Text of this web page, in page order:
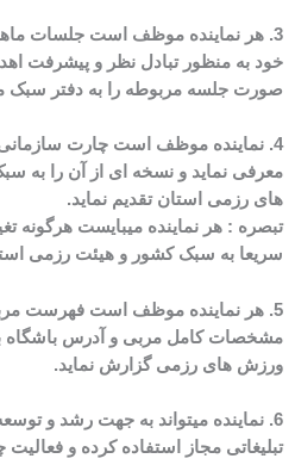
3. هر نماینده موظف است جلسات
خود به منظور تبادل نظر و پیشرفت
صورت جلسه مربوطه را به دفتر سبک
4. نماینده موظف است چارت
معرفی نماید و نسخه ای از آن را
های رزمی استان تقدیم نماید.
تبصره : هر نماینده میبایست هرگونه
سریعا به سبک کشور و هیئت رزمی
5. هر نماینده موظف است فهرست
مشخصات کامل مربی و آدرس باشگاه
ورزش های رزمی گزارش نماید.
6. نماینده میتواند به جهت رشد و
تبلیغاتی مجاز استفاده کرده و